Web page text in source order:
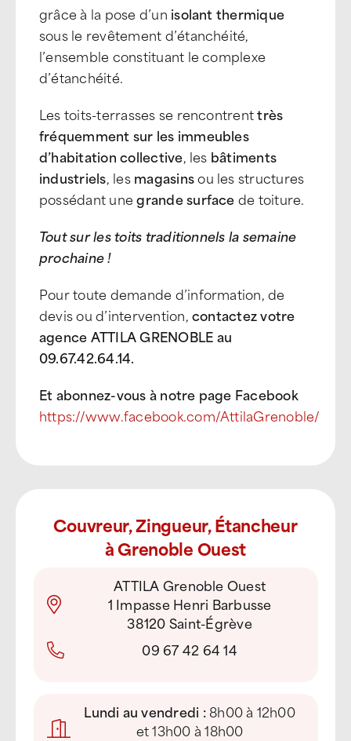
grâce à la pose d’un isolant thermique
sous le revêtement d’étanchéité,
l’ensemble constituant le complexe
d’étanchéité.
Les toits-terrasses se rencontrenttrès
fréquemment sur les immeubles
d’habitation collective, les bâtiments
industriels, lesmagasinsou les structures
possédant unegrande surfacede toiture.
Tout sur les toits traditionnels la semaine
prochaine !
Pour toute demande d’information, de
devis ou d’intervention,contactez votre
agence ATTILA GRENOBLE au
09.67.42.64.14.
Et abonnez-vous à notre page Facebook
https://www.facebook.com/AttilaGrenoble/
Couvreur, Zingueur, Étancheur
à Grenoble Ouest
ATTILA Grenoble Ouest
1 Impasse Henri Barbusse
38120 Saint-Égrève
09 67 42 64 14
Lundi au vendredi :8h00 à 12h00
et 13h00 à 18h00